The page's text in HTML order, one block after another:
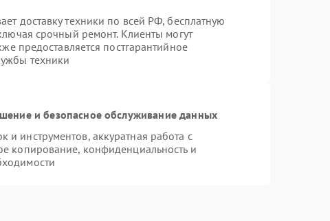
доставку техники по всей РФ, бесплатную
срочный ремонт. Клиенты могут
предоставляется постгарантийное
техники
и безопасное обслуживание данных
инструментов, аккуратная работа с
копирование, конфиденциальность и